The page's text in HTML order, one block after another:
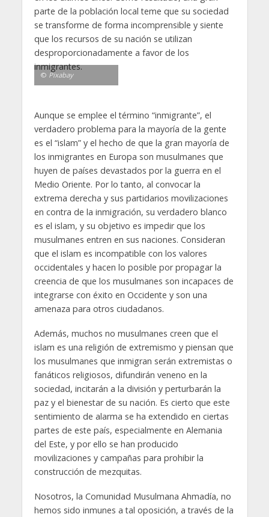
parte de la población local teme que su sociedad
se transforme de forma incomprensible y siente
que los recursos de su nación se utilizan
desproporcionadamente a favor de los
inmigrantes.
© Pixabay
Aunque se emplee el término “inmigrante”, el
verdadero problema para la mayoría de la gente
es el “islam” y el hecho de que la gran mayoría de
los inmigrantes en Europa son musulmanes que
huyen de países devastados por la guerra en el
Medio Oriente. Por lo tanto, al convocar la
extrema derecha y sus partidarios movilizaciones
en contra de la inmigración, su verdadero blanco
es el islam, y su objetivo es impedir que los
musulmanes entren en sus naciones. Consideran
que el islam es incompatible con los valores
occidentales y hacen lo posible por propagar la
creencia de que los musulmanes son incapaces de
integrarse con éxito en Occidente y son una
amenaza para otros ciudadanos.
Además, muchos no musulmanes creen que el
islam es una religión de extremismo y piensan que
los musulmanes que inmigran serán extremistas o
fanáticos religiosos, difundirán veneno en la
sociedad, incitarán a la división y perturbarán la
paz y el bienestar de su nación. Es cierto que este
sentimiento de alarma se ha extendido en ciertas
partes de este país, especialmente en Alemania
del Este, y por ello se han producido
movilizaciones y campañas para prohibir la
construcción de mezquitas.
Nosotros, la Comunidad Musulmana Ahmadía, no
hemos sido inmunes a tal oposición, a través de la